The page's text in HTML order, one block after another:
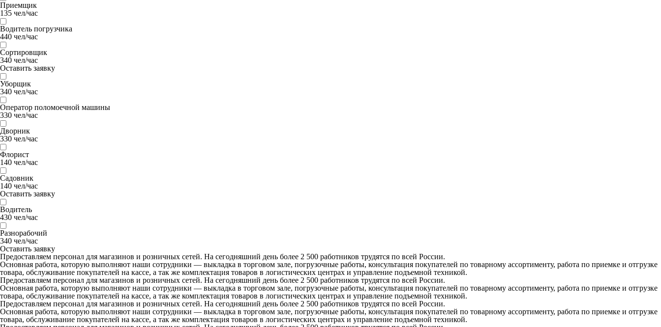
Приемщик
135 чел/час
Водитель погрузчика
440 чел/час
Сортировщик
340 чел/час
Оставить заявку
Уборщик
340 чел/час
Оператор поломоечной машины
330 чел/час
Дворник
330 чел/час
Флорист
140 чел/час
Садовник
140 чел/час
Оставить заявку
Водитель
430 чел/час
Разнорабочий
340 чел/час
Оставить заявку
Предоставляем персонал для магазинов и розничных сетей. На сегодняшний день более 2 500 работников трудятся по всей России.
Основная работа, которую выполняют наши сотрудники — выкладка в торговом зале, погрузочные работы, консультация покупателей по товарному ассортименту, работа по приемке и отгрузке
товара, обслуживание покупателей на кассе, а так же комплектация товаров в логистических центрах и управление подъемной техникой.
Предоставляем персонал для магазинов и розничных сетей. На сегодняшний день более 2 500 работников трудятся по всей России.
Основная работа, которую выполняют наши сотрудники — выкладка в торговом зале, погрузочные работы, консультация покупателей по товарному ассортименту, работа по приемке и отгрузке
товара, обслуживание покупателей на кассе, а так же комплектация товаров в логистических центрах и управление подъемной техникой.
Предоставляем персонал для магазинов и розничных сетей. На сегодняшний день более 2 500 работников трудятся по всей России.
Основная работа, которую выполняют наши сотрудники — выкладка в торговом зале, погрузочные работы, консультация покупателей по товарному ассортименту, работа по приемке и отгрузке
товара, обслуживание покупателей на кассе, а так же комплектация товаров в логистических центрах и управление подъемной техникой.